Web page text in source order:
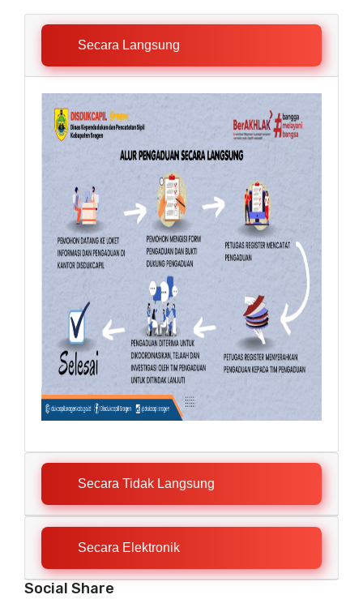
Secara Langsung
Secara Tidak Langsung
Secara Elektronik
Social Share